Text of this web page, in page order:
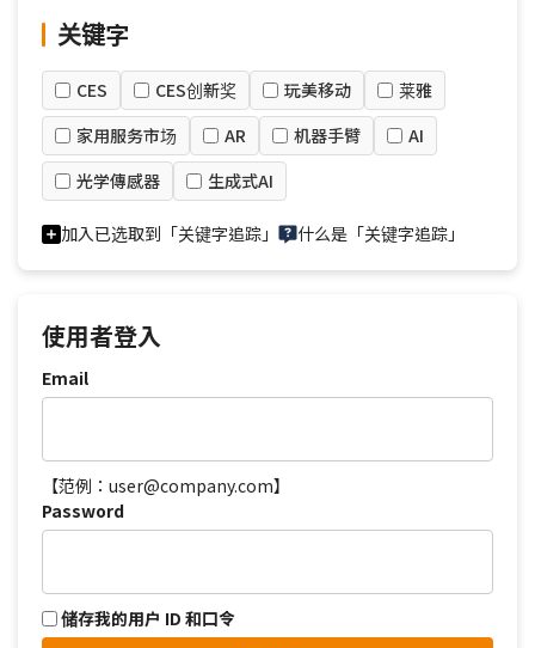
关键字
CES CES创新奖 玩美移动
莱雅
家用服务市场
AR 机器手臂
AI
光学傳感器
生成式AI
加入已选取到「关键字追踪」 什么是「关键字追踪」
使用者登入
Email
【范例：user@company.com】
Password
储存我的用户 ID 和口令